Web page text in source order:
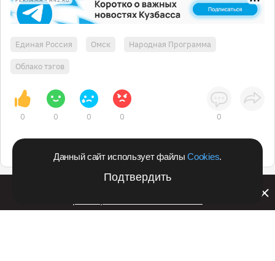
Данный сайт использует файлыCookies.
Подтвердить
Единая Россия Омск Народная Программа
Облако тэгов
0 0 0 0 0
Билайн запустил в Кемеровской области акцию с